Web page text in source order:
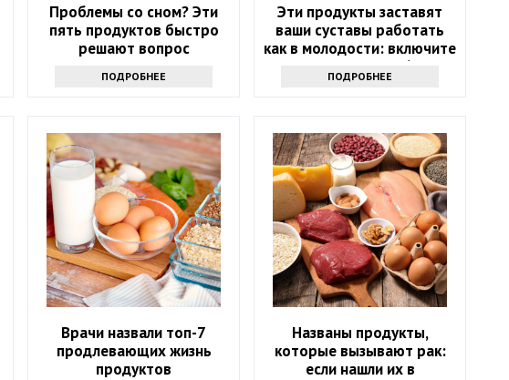
Проблемы со сном? Эти
пять продуктов быстро
решают вопрос
ПОДРОБНЕЕ
Эти продукты заставят
ваши суставы работать
как в молодости: включите
их в рацион после 60 лет
ПОДРОБНЕЕ
Врачи назвали топ-7
продлевающих жизнь
продуктов
Названы продукты,
которые вызывают рак:
если нашли их в